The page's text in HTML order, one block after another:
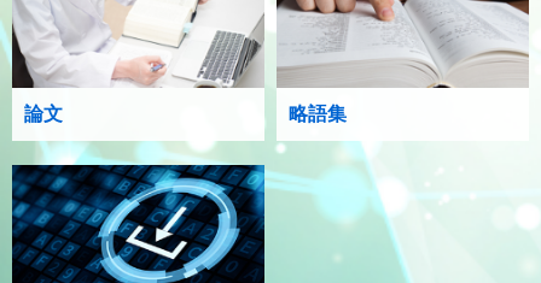
論文 略語集